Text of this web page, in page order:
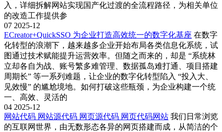
入，详细拆解网站实现国产化过渡的全流程路径，为相关单位
的改造工作提供参
07 2025-12
ECreator+QuickSSO 为企业打造高效统一的数字化基座 在数字
化转型的浪潮下，越来越多企业开始布局各类信息化系统，试
图通过技术赋能提升运营效率。但随之而来的，却是 “系统林
立却各自为战、账号繁多难管理、数据孤岛难打通、项目搭建
周期长” 等一系列难题，让企业的数字化转型陷入 “投入大、
见效慢” 的尴尬境地。如何打破这些瓶颈，为企业构建一个统
一、高效、灵活的
04 2025-12
网站代码 网站源代码 网页源代码 网页代码网站 我们日常浏览
的互联网世界，由无数形态各异的网页搭建而成，从简洁的个